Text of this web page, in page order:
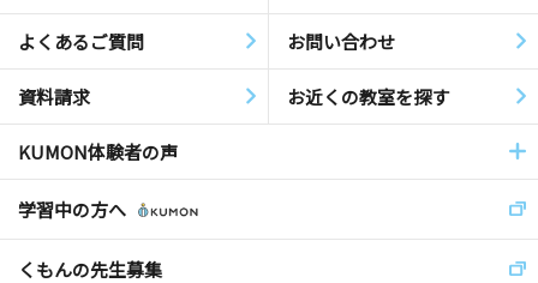
よくあるご質問 お問い合わせ
資料請求 お近くの教室を探す
KUMON体験者の声
学習中の方へ
くもんの先生募集